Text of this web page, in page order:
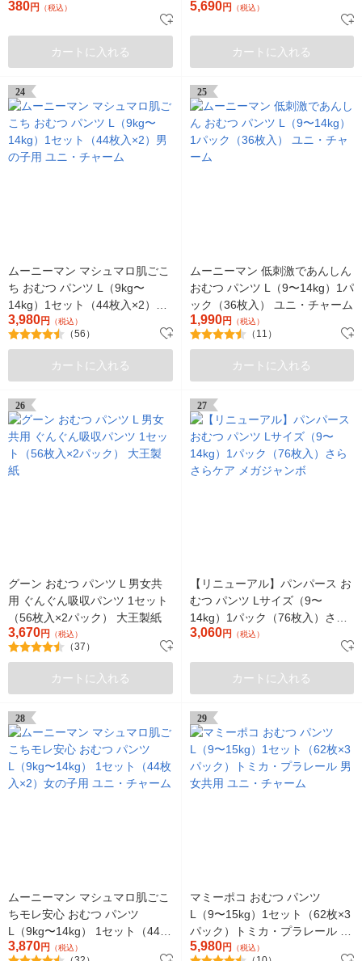
男女共用 花王
380円 （税込）
カートに入れる
ユニ・チャーム
5,690円 （税込）
カートに入れる
24
ムーニーマン マシュマロ肌ごこ
ち おむつ パンツ L（9kg〜
14kg）1セット（44枚入×2）男
の子用 ユニ・チャーム
3,980円 （税込）
（56）
カートに入れる
25
ムーニーマン 低刺激であんしん
おむつ パンツ L（9〜14kg）1パ
ック（36枚入） ユニ・チャーム
1,990円 （税込）
（11）
カートに入れる
26
グーン おむつ パンツ L 男女共
用 ぐんぐん吸収パンツ 1セット
（56枚入×2パック） 大王製紙
3,670円 （税込）
（37）
カートに入れる
27
【リニューアル】パンパース お
むつ パンツ Lサイズ（9〜
14kg）1パック（76枚入）さら
さらケア メガジャンボ
3,060円 （税込）
カートに入れる
28
ムーニーマン マシュマロ肌ごこ
ちモレ安心 おむつ パンツ
L（9kg〜14kg） 1セット（44枚
入×2）女の子用 ユニ・チャーム
3,870円 （税込）
29
マミーポコ おむつ パンツ
L（9〜15kg）1セット（62枚×3
パック）トミカ・プラレール 男
女共用 ユニ・チャーム
5,980円 （税込）